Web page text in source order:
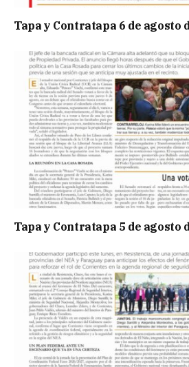
Tapa y Contratapa 6 de agosto
Tapa y Contratapa 5 de agosto